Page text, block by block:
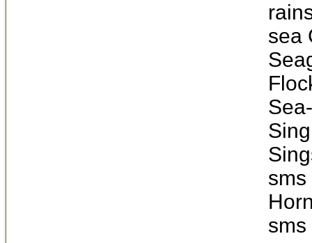
sea
sms
sms